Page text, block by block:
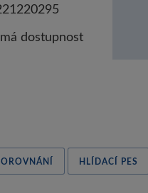
dostupnost
HLÍDACÍ PES